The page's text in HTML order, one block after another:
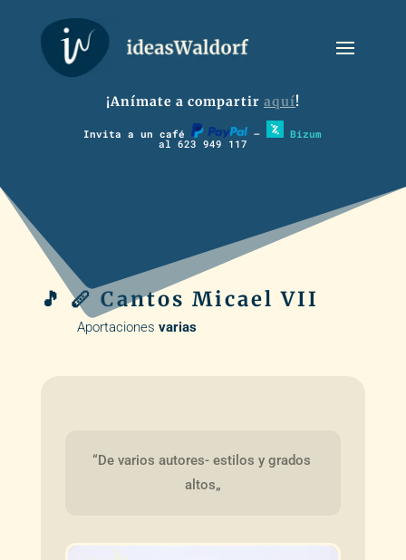
¡Anímate a compartir aquí!
Invita a un café – Bizum
al 623 949 117
🎵 🪈 Cantos Micael VII
Aportaciones varias
“De varios autores- estilos y grados
altos„